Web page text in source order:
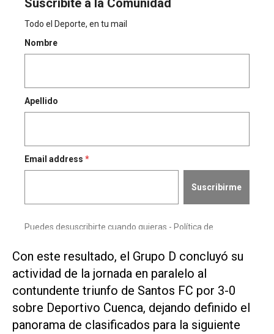
Con este resultado, el Grupo D concluyó su
actividad de la jornada en paralelo al
contundente triunfo de Santos FC por 3-0
sobre Deportivo Cuenca, dejando definido el
panorama de clasificados para la siguiente